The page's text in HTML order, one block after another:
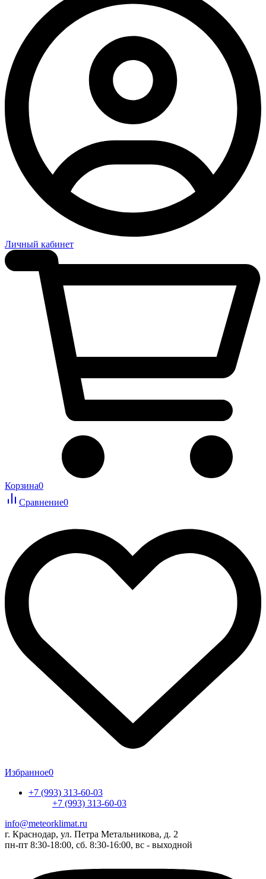
Личный кабинет
Корзина0
Сравнение0
Избранное0
+7 (993) 313-60-03
+7 (993) 313-60-03
info@meteorklimat.ru
г. Краснодар, ул. Петра Метальникова, д. 2
пн-пт 8:30-18:00, сб. 8:30-16:00, вс - выходной